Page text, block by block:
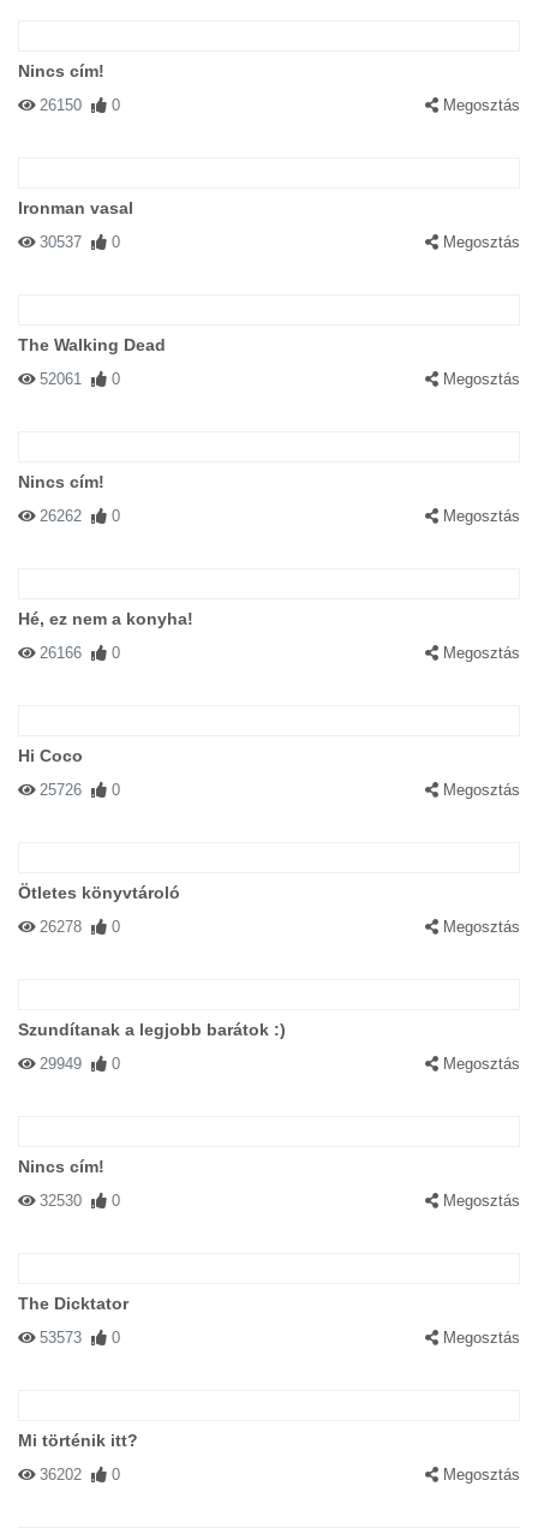
Nincs cím!
26150 0 Megosztás
Ironman vasal
30537 0 Megosztás
The Walking Dead
52061 0 Megosztás
Nincs cím!
26262 0 Megosztás
Hé, ez nem a konyha!
26166 0 Megosztás
Hi Coco
25726 0 Megosztás
Ötletes könyvtároló
26278 0 Megosztás
Szundítanak a legjobb barátok :)
29949 0 Megosztás
Nincs cím!
32530 0 Megosztás
The Dicktator
53573 0 Megosztás
Mi történik itt?
36202 0 Megosztás